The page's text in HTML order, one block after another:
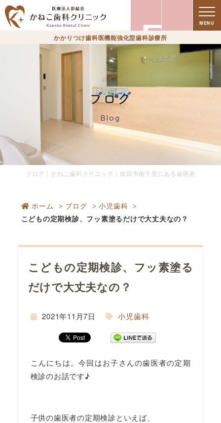
療
時
間
MENU
かかりつけ歯科医機能強化型歯科診療所
ブログ
Blog
ブログ｜かねこ歯科クリニック｜吹田市南千里にある歯医者
ホーム ブログ
小児歯科
こどもの定期検診、フッ素塗るだけで大丈夫なの？
こどもの定期検診、フッ素塗る
だけで大丈夫なの？
2021年11月7日 小児歯科
こんにちは。今回はお子さんの歯医者の定期
検診のお話です♪
子供の歯医者の定期検診といえば、